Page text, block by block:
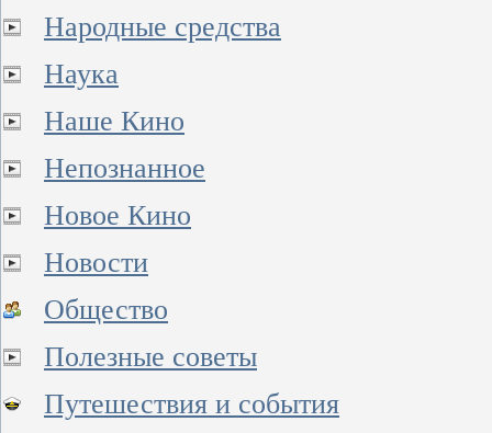
Народные средства
Наука
Наше Кино
Непознанное
Новое Кино
Новости
Общество
Полезные советы
Путешествия и события